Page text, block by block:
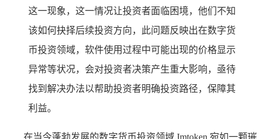
这一现象，这一情况让投资者面临困境，他们不知
该如何抉择后续投资方向，此问题反映出在数字货
币投资领域，软件使用过程中可能出现的价格显示
异常等状况，会对投资者决策产生重大影响，亟待
找到解决办法以帮助投资者明确投资路径，保障其
利益。
在当今蓬勃发展的数字货币投资领域,Imtoken 宛如一颗璀